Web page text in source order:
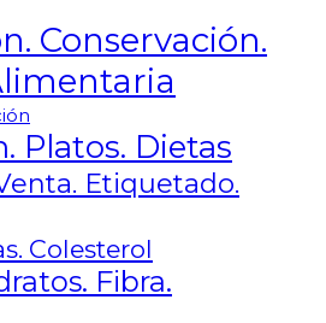
Conservación.
Platos. Dietas
Etiquetado.
Colesterol
Fibra.